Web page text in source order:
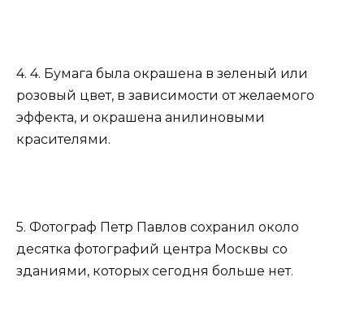
4. 4. Бумага была окрашена в зеленый или
розовый цвет, в зависимости от желаемого
эффекта, и окрашена анилиновыми
красителями.
5. Фотограф Петр Павлов сохранил около
десятка фотографий центра Москвы со
зданиями, которых сегодня больше нет.